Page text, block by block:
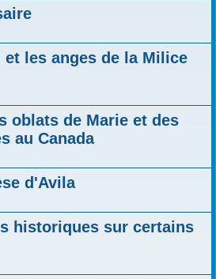
et les anges de la Milice
oblats de Marie et des
au Canada
d'Avila
historiques sur certains